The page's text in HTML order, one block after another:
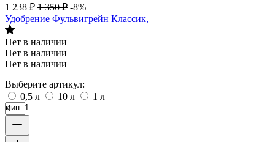
1 238 ₽ 1 350 ₽ -8%
Удобрение Фульвигрейн Классик,
Нет в наличии
Нет в наличии
Нет в наличии
Выберите артикул:
0,5 л
10 л 1 л
мин. 1